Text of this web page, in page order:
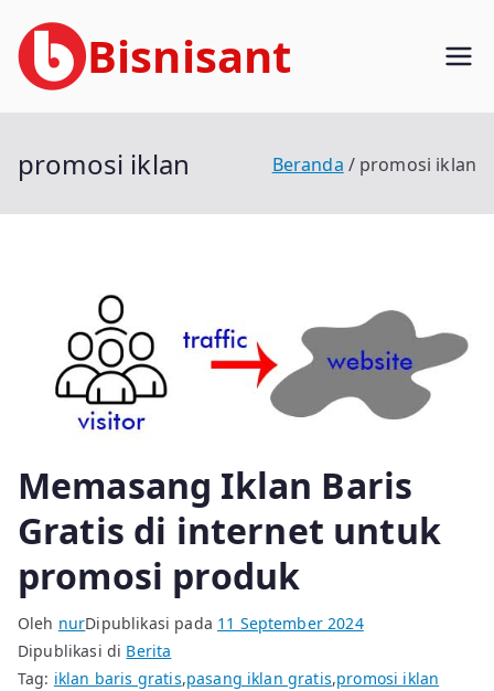
ke
konten
Bisnisant
promosi iklan Beranda promosi iklan
Memasang Iklan Baris
Gratis di internet untuk
promosi produk
Oleh nurDipublikasi pada 11 September 2024
Dipublikasi di Berita
Tag: iklan baris gratis,pasang iklan gratis,promosi iklan